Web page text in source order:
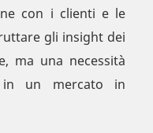
con i clienti e le
gli insight dei
ma una necessità
in un mercato in